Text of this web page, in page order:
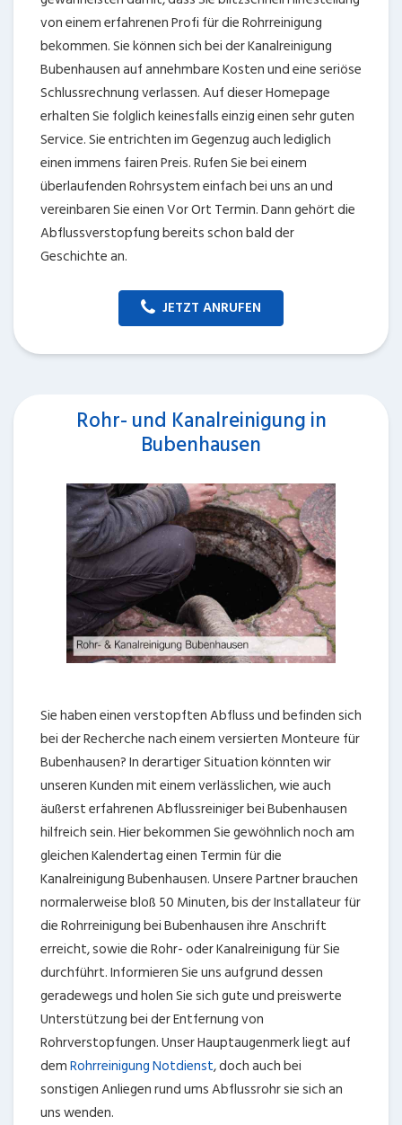
von einem erfahrenen Profi für die Rohrreinigung
bekommen. Sie können sich bei der Kanalreinigung
Bubenhausen auf annehmbare Kosten und eine seriöse
Schlussrechnung verlassen. Auf dieser Homepage
erhalten Sie folglich keinesfalls einzig einen sehr guten
Service. Sie entrichten im Gegenzug auch lediglich
einen immens fairen Preis. Rufen Sie bei einem
überlaufenden Rohrsystem einfach bei uns an und
vereinbaren Sie einen Vor Ort Termin. Dann gehört die
Abflussverstopfung bereits schon bald der
Geschichte an.
JETZT ANRUFEN
Rohr- und Kanalreinigung in
Bubenhausen
Sie haben einen verstopften Abfluss und befinden sich
bei der Recherche nach einem versierten Monteure für
Bubenhausen? In derartiger Situation könnten wir
unseren Kunden mit einem verlässlichen, wie auch
äußerst erfahrenen Abflussreiniger bei Bubenhausen
hilfreich sein. Hier bekommen Sie gewöhnlich noch am
gleichen Kalendertag einen Termin für die
Kanalreinigung Bubenhausen. Unsere Partner brauchen
normalerweise bloß 50 Minuten, bis der Installateur für
die Rohrreinigung bei Bubenhausen ihre Anschrift
erreicht, sowie die Rohr- oder Kanalreinigung für Sie
durchführt. Informieren Sie uns aufgrund dessen
geradewegs und holen Sie sich gute und preiswerte
Unterstützung bei der Entfernung von
Rohrverstopfungen. Unser Hauptaugenmerk liegt auf
demRohrreinigung Notdienst, doch auch bei
sonstigen Anliegen rund ums Abflussrohr sie sich an
uns wenden.